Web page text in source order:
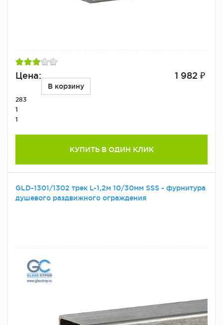
Цена: 1 982 ₽
В корзину
283
1
1
КУПИТЬ В ОДИН КЛИК
GLD-1301/1302 трек L-1,2м 10/30мм SSS - фурнитура
душевого раздвижного ограждения